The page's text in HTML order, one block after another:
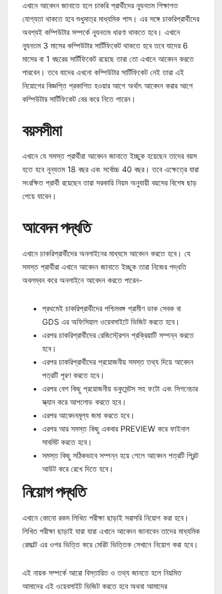
এখানে আবেদন জানাতে হলে চাকরি প্রার্থীদের ন্যূনতম শিক্ষাগত
যোগ্যতা থাকতে হবে শুধুমাত্র মাধ্যমিক পাস। এর সঙ্গে চাকরিপ্রার্থীদের
অবশ্যই কম্পিউটার সম্পর্কে ন্যূনতম ধারণা থাকতে হবে। এখানে
ন্যূনতম 3 মাসের কম্পিউটার সার্টিফিকেট থাকতে হবে তবে যাদের 6
মাসের বা 1 বছরের সার্টিফিকেট রয়েছে তারা তো এখানে আবেদন করতে
পারবেন। তবে যাদের এখনো কম্পিউটার সার্টিফিকেট নেই তারা এই
নিয়োগের বিজ্ঞপ্তি প্রকাশিত হওয়ার আগে অর্থাৎ আবেদন করার আগে
কম্পিউটার সার্টিফিকেট বের করে নিতে পারেন।
বয়সসীমা
এখানে যে সমস্ত প্রার্থীরা আবেদন জানাতে ইচ্ছুক হয়েছেন তাদের বয়স
হতে হবে নূন্যতম 18 বছর এবং সর্বোচ্চ 40 বছর। তবে এক্ষেত্রে যারা
সংরক্ষিত প্রার্থী রয়েছেন তারা সরকারি নিয়ম অনুযায়ী বয়সের বিশেষ ছাড়
পেয়ে যাবেন।
আবেদন পদ্ধতি
এখানে চাকরিপ্রার্থীদের অনলাইনের মাধ্যমে আবেদন করতে হবে। যে
সমস্ত প্রার্থীরা এখানে আবেদন জানাতে ইচ্ছুক তারা নিজের পদ্ধতি
অবলম্বন করে অনলাইনে আবেদন করতে পারেন-
প্রথমেই চাকরিপ্রার্থীদের পশ্চিমবঙ্গ গ্রামীণ ডাক সেবক বা
GDS এর অফিসিয়াল ওয়েবসাইটে ভিজিট করতে হবে।
এরপর চাকরিপ্রার্থীদের রেজিস্ট্রেশন প্রক্রিয়াটি সম্পন্ন করতে
হবে।
এরপর চাকরিপ্রার্থীদের প্রয়োজনীয় সমস্ত তথ্য দিয়ে আবেদন
পত্রটি পূরণ করতে হবে।
এরপর বেশ কিছু প্রয়োজনীয় ডকুমেন্টস সহ ফটো এবং সিগনেচার
স্ক্যান করে আপলোড করতে হবে।
এরপর আবেদনমূল্য জমা করতে হবে।
এরপর আর সমস্ত কিছু একবার PREVIEW করে ফাইনাল
সাবমিট করতে হবে।
সমস্ত কিছু সঠিকভাবে সম্পন্ন হয়ে গেলে আবেদন পত্রটি প্রিন্ট
আউট করে রেখে দিতে হবে।
নিয়োগ পদ্ধতি
এখানে কোনো রকম লিখিত পরীক্ষা ছাড়াই সরাসরি নিয়োগ করা হবে।
লিখিত পরীক্ষা ছাড়াই যারা যারা এখানে আবেদন জানাবেন তাদের মাধ্যমিক
রেজাল্ট এর ওপর ভিত্তি করে মেরিট ভিত্তিক সেখানে নিয়োগ করা হবে।
এই নায়ক সম্পর্কে আরো বিস্তারিত ও তথ্য জানতে হলে নিয়মিত
আমাদের এই ওয়েবসাইট ভিজিট করতে হবে অথবা আমাদের